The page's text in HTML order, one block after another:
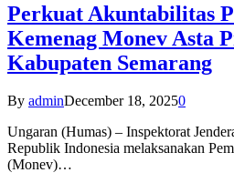
Perkuat Akuntabilitas
Kemenag Monev Asta
Kabupaten Semarang
By adminDecember 18, 20250
Ungaran (Humas) – Inspektorat
Republik Indonesia melaksanakan
(Monev)…